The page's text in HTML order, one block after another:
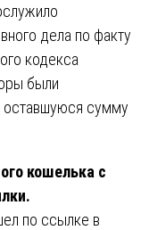
дела по факту
кодекса
были
оставшуюся сумму
кошелька с
по ссылке в